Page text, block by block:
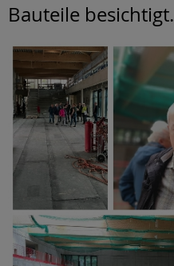
Bauteile besichtigt.